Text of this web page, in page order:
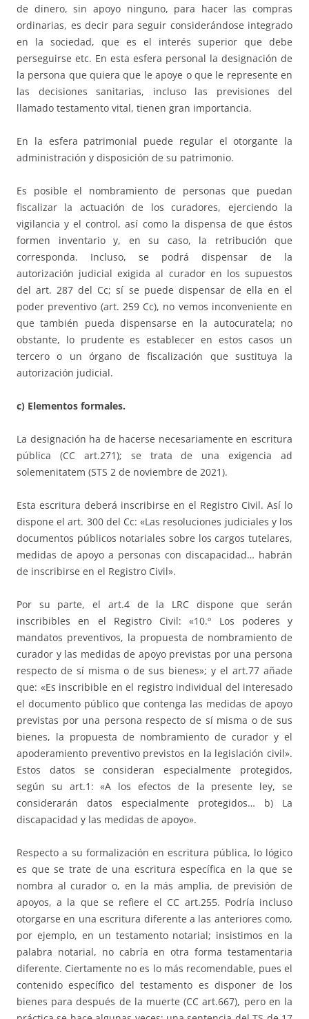
de dinero, sin apoyo ninguno, para hacer las compras
ordinarias, es decir para seguir considerándose integrado
en la sociedad, que es el interés superior que debe
perseguirse etc. En esta esfera personal la designación de
la persona que quiera que le apoye o que le represente en
las decisiones sanitarias, incluso las previsiones del
llamado testamento vital, tienen gran importancia.
En la esfera patrimonial puede regular el otorgante la
administración y disposición de su patrimonio.
Es posible el nombramiento de personas que puedan
fiscalizar la actuación de los curadores, ejerciendo la
vigilancia y el control, así como la dispensa de que éstos
formen inventario y, en su caso, la retribución que
corresponda. Incluso, se podrá dispensar de la
autorización judicial exigida al curador en los supuestos
del art. 287 del Cc; sí se puede dispensar de ella en el
poder preventivo (art. 259 Cc), no vemos inconveniente en
que también pueda dispensarse en la autocuratela; no
obstante, lo prudente es establecer en estos casos un
tercero o un órgano de fiscalización que sustituya la
autorización judicial.
c) Elementos formales.
La designación ha de hacerse necesariamente en escritura
pública (CC art.271); se trata de una exigencia ad
solemenitatem (STS 2 de noviembre de 2021).
Esta escritura deberá inscribirse en el Registro Civil. Así lo
dispone el art. 300 del Cc: «Las resoluciones judiciales y los
documentos públicos notariales sobre los cargos tutelares,
medidas de apoyo a personas con discapacidad… habrán
de inscribirse en el Registro Civil».
Por su parte, el art.4 de la LRC dispone que serán
inscribibles en el Registro Civil: «10.º Los poderes y
mandatos preventivos, la propuesta de nombramiento de
curador y las medidas de apoyo previstas por una persona
respecto de sí misma o de sus bienes»; y el art.77 añade
que: «Es inscribible en el registro individual del interesado
el documento público que contenga las medidas de apoyo
previstas por una persona respecto de sí misma o de sus
bienes, la propuesta de nombramiento de curador y el
apoderamiento preventivo previstos en la legislación civil».
Estos datos se consideran especialmente protegidos,
según su art.1: «A los efectos de la presente ley, se
considerarán datos especialmente protegidos… b) La
discapacidad y las medidas de apoyo».
Respecto a su formalización en escritura pública, lo lógico
es que se trate de una escritura específica en la que se
nombra al curador o, en la más amplia, de previsión de
apoyos, a la que se refiere el CC art.255. Podría incluso
otorgarse en una escritura diferente a las anteriores como,
por ejemplo, en un testamento notarial; insistimos en la
palabra notarial, no cabría en otra forma testamentaria
diferente. Ciertamente no es lo más recomendable, pues el
contenido específico del testamento es disponer de los
bienes para después de la muerte (CC art.667), pero en la